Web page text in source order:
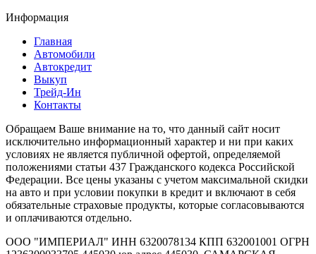
Информация
Главная
Автомобили
Автокредит
Выкуп
Трейд-Ин
Контакты
Обращаем Ваше внимание на то, что данный сайт носит
исключительно информационный характер и ни при каких
условиях не является публичной офертой, определяемой
положениями статьи 437 Гражданского кодекса Российской
Федерации. Все цены указаны с учетом максимальной скидки
на авто и при условии покупки в кредит и включают в себя
обязательные страховые продукты, которые согласовываются
и оплачиваются отдельно.
ООО "ИМПЕРИАЛ" ИНН 6320078134 КПП 632001001 ОГРН